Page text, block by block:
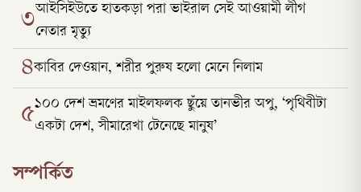
৩আইসিইউতে হাতকড়া পরা ভাইরাল সেই আওয়ামী লীগ
নেতার মৃত্যু
৪কাবির দেওয়ান, শরীর পুরুষ হলো মেনে নিলাম
৫১০০ দেশ ভ্রমণের মাইলফলক ছুঁয়ে তানভীর অপু, ‘পৃথিবীটা
একটা দেশ, সীমারেখা টেনেছে মানুষ’
সম্পর্কিত